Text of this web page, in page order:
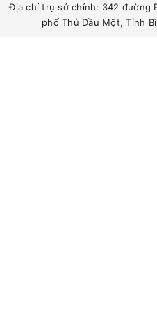
Địa chỉ trụ sở chính: 342 đường
phố Thủ Dầu Một, Tỉnh